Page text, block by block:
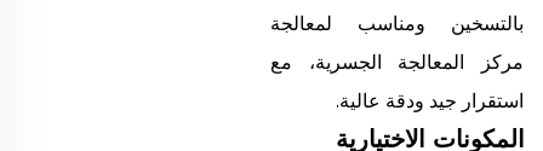
بالتسخين ومناسب لمعالجة
مركز المعالجة الجسرية، مع
استقرار جيد ودقة عالية.
المكونات الاختيارية